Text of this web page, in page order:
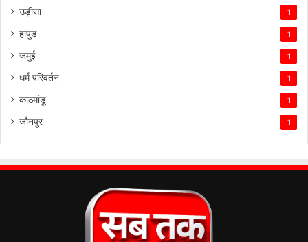
उड़ीसा 1
हापुड़ 1
जमुई 1
धर्म परिवर्तन 1
काठमांडू 1
जौनपुर 1